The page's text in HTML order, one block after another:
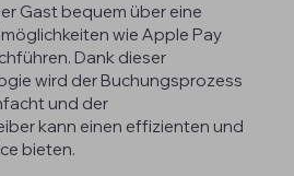
Gast bequem über eine
wie Apple Pay
Dank dieser
wird der Buchungsprozess
und der
kann einen effizienten und
bieten.